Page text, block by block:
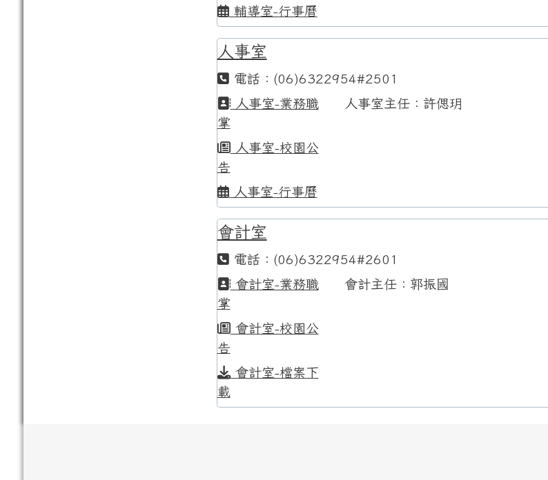
輔導室-行事曆
人事室
電話：(06)6322954#2501
人事室-業務職
掌
人事室-校園公
告
人事室-行事曆
人事室主任：許偲玥
會計室
電話：(06)6322954#2601
會計室-業務職
掌
會計室-校園公
告
會計室-檔案下
載
會計主任：郭振國